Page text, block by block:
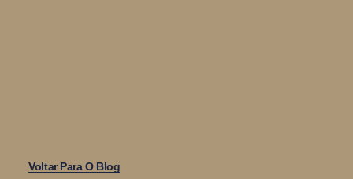
Voltar Para O Blog